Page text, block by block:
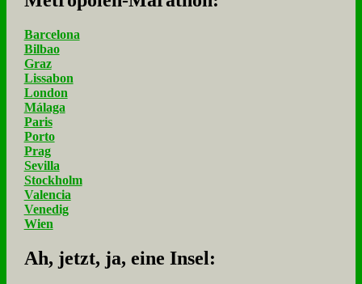
Barcelona
Bilbao
Graz
Lissabon
London
Málaga
Paris
Porto
Prag
Sevilla
Stockholm
Valencia
Venedig
Wien
Ah, jetzt, ja, ei­ne In­sel: